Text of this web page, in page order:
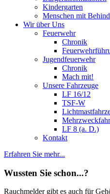
Kindergarten
Menschen mit
Wir über Uns
Feuerwehr
Chronik
Jugendfeuerwehr
Chronik
Mach mit!
Unsere Fahrzeuge
LF 16/12
TSF-W
LF 8 (a. D.)
Kontakt
Erfahren Sie mehr...
Wussten Sie schon...?
Rauchmelder gibt es auch für